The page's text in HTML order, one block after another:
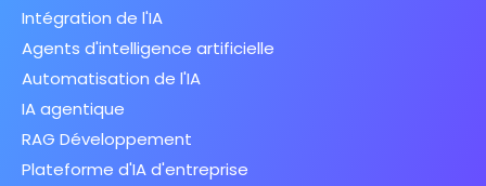
Intégration de l'IA
Agents d'intelligence artificielle
Automatisation de l'IA
IA agentique
RAG Développement
Plateforme d'IA d'entreprise